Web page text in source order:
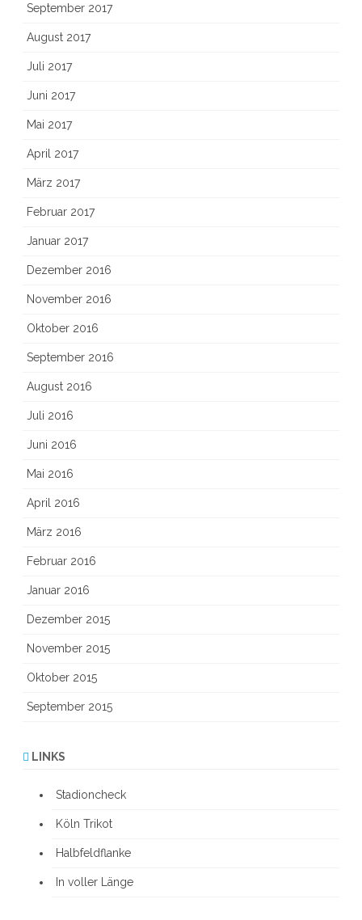
September 2017
August 2017
Juli 2017
Juni 2017
Mai 2017
April 2017
März 2017
Februar 2017
Januar 2017
Dezember 2016
November 2016
Oktober 2016
September 2016
August 2016
Juli 2016
Juni 2016
Mai 2016
April 2016
März 2016
Februar 2016
Januar 2016
Dezember 2015
November 2015
Oktober 2015
September 2015
LINKS
Stadioncheck
Köln Trikot
Halbfeldflanke
In voller Länge